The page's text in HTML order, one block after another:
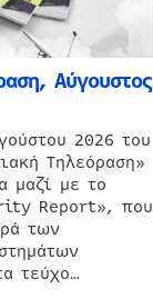
Αύγουστος
2026 του
Τηλεόραση»
μαζί με το
Report», που
των
τεύχο…